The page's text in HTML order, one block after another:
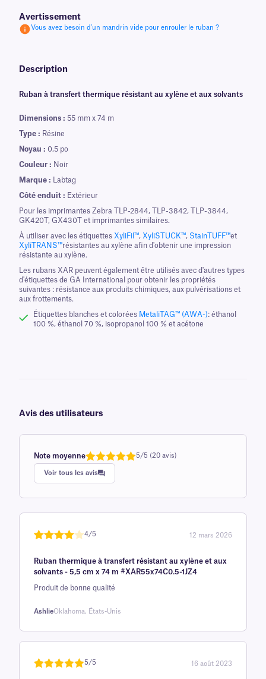
Avertissement
Vous avez besoin d'un mandrin vide pour enrouler le ruban ?
Description
Ruban à transfert thermique résistant au xylène et aux solvants
Dimensions : 55 mm x 74 m
Type : Résine
Noyau : 0,5 po
Couleur : Noir
Marque : Labtag
Côté enduit : Extérieur
Pour les imprimantes Zebra TLP-2844, TLP-3842, TLP-3844,
GK420T, GX430T et imprimantes similaires.
À utiliser avec les étiquettes XyliFil™, XyliSTUCK™, StainTUFF™et
XyliTRANS™résistantes au xylène afin d'obtenir une impression
résistante au xylène.
Les rubans XAR peuvent également être utilisés avec d'autres types
d'étiquettes de GA International pour obtenir les propriétés
suivantes : résistance aux produits chimiques, aux pulvérisations et
aux frottements.
Étiquettes blanches et colorées MetaliTAG™ (AWA-): éthanol
100 %, éthanol 70 %, isopropanol 100 % et acétone
Avis des utilisateurs
Note moyenne
Note
sur 5
basée sur
1
avis client
5/5 (20 avis)
Voir tous les avis
sur 5
basée
sur
avis
4/5 12 mars 2026
Ruban thermique à transfert résistant au xylène et aux
solvants - 5,5 cm x 74 m #XAR55x74C0.5-1JZ4
Produit de bonne qualité
AshlieOklahoma, États-Unis
5/5 16 août 2023